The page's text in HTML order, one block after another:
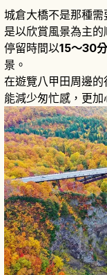
城倉大橋不是那種
是以欣賞風景為主的
停留時間以15～30
景。
在遊覽八甲田周邊
能減少匆忙感，更加